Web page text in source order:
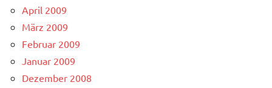
April 2009
März 2009
Februar 2009
Januar 2009
Dezember 2008